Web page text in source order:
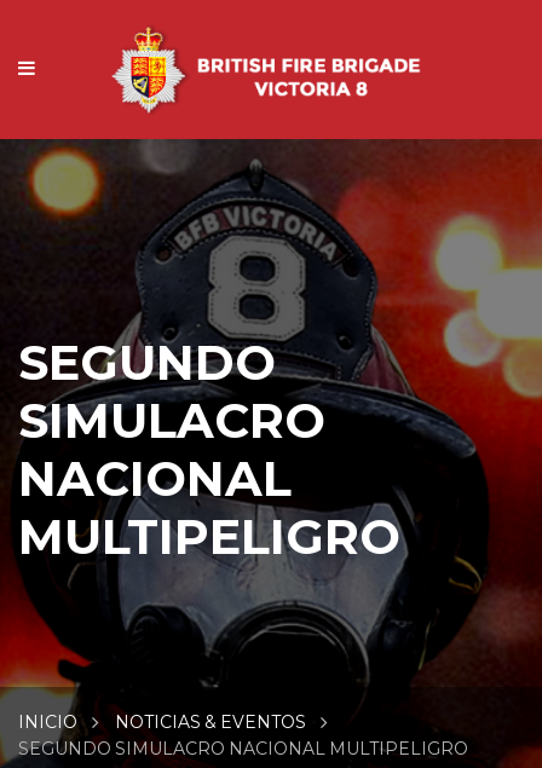
SEGUNDO
SIMULACRO
NACIONAL
MULTIPELIGRO
INICIO
NOTICIAS & EVENTOS
SEGUNDO SIMULACRO NACIONAL MULTIPELIGRO